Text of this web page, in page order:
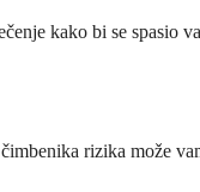
kako bi se spasio
rizika može